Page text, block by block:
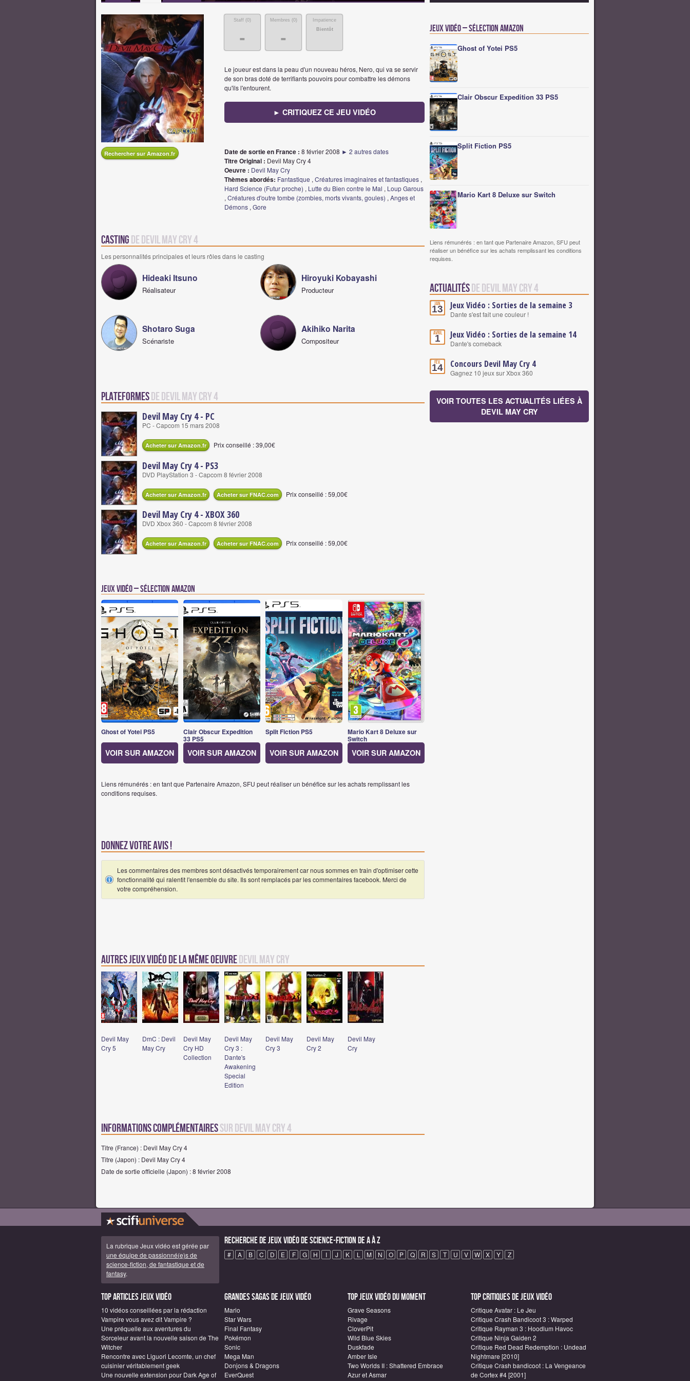
Staff (0)
-
Membres (0)
-
Impatience
Bientôt
Le joueur est dans la peau d'un nouveau héros, Nero, qui va se servir
de son bras doté de terrifiants pouvoirs pour combattre les démons
qu'ils l'entourent.
► CRITIQUEZ CE JEU VIDÉO
Rechercher sur Amazon.fr Date de sortie en France : 8 février 2008 ► 2 autres dates
Titre Original : Devil May Cry 4
Oeuvre : Devil May Cry
Thèmes abordés: Fantastique , Créatures imaginaires et fantastiques ,
Hard Science (Futur proche) , Lutte du Bien contre le Mal , Loup Garous
, Créatures d'outre tombe (zombies, morts vivants, goules) , Anges et
Démons , Gore
Casting de Devil May Cry 4
Les personnalités principales et leurs rôles dans le casting
Hideaki Itsuno
Réalisateur
Hiroyuki Kobayashi
Producteur
Shotaro Suga
Scénariste
Akihiko Narita
Compositeur
Plateformesde Devil May Cry 4
Devil May Cry 4 - PC
PC - Capcom 15 mars 2008
Acheter sur Amazon.fr Prix conseillé : 39,00€
Devil May Cry 4 - PS3
DVD PlayStation 3 - Capcom 8 février 2008
Acheter sur Amazon.fr Acheter sur FNAC.com Prix conseillé : 59,00€
Devil May Cry 4 - XBOX 360
DVD Xbox 360 - Capcom 8 février 2008
Acheter sur Amazon.fr Acheter sur FNAC.com Prix conseillé : 59,00€
Jeux vidéo – Sélection Amazon
Ghost of Yotei PS5
VOIR SUR AMAZON
Clair Obscur Expedition
33 PS5
VOIR SUR AMAZON
Split Fiction PS5
VOIR SUR AMAZON
Mario Kart 8 Deluxe sur
Switch
VOIR SUR AMAZON
Liens rémunérés : en tant que Partenaire Amazon, SFU peut réaliser un bénéfice sur les achats remplissant les
conditions requises.
Donnez votre avis !
Les commentaires des membres sont désactivés temporairement car nous sommes en train d'optimiser cette
fonctionnalité qui ralentit l'ensemble du site. Ils sont remplacés par les commentaires facebook. Merci de
votre compréhension.
Autres jeux vidéo de la même oeuvreDevil May Cry
Devil May
Cry 5
DmC : Devil
May Cry
Devil May
Cry HD
Collection
Devil May
Cry 3 :
Dante's
Awakening
Special
Edition
Devil May
Cry 3
Devil May
Cry 2
Devil May
Cry
Informations complémentairessur Devil May Cry 4
Titre (France) : Devil May Cry 4
Titre (Japon) : Devil May Cry 4
Date de sortie officielle (Japon) : 8 février 2008
Jeux vidéo – Sélection Amazon
Ghost of Yotei PS5
Clair Obscur Expedition 33 PS5
Split Fiction PS5
Mario Kart 8 Deluxe sur Switch
Liens rémunérés : en tant que Partenaire Amazon, SFU peut
réaliser un bénéfice sur les achats remplissant les conditions
requises.
Actualitésde Devil May Cry 4
Jan.
13 Jeux Vidéo : Sorties de la semaine 3
Dante s'est fait une couleur !
Avril
1 Jeux Vidéo : Sorties de la semaine 14
Dante's comeback
Fév.
14 Concours Devil May Cry 4
Gagnez 10 jeux sur Xbox 360
VOIR TOUTES LES ACTUALITÉS LIÉES À
DEVIL MAY CRY
La rubrique Jeux vidéo est gérée par
une équipe de passionné(e)s de
science-fiction, de fantastique et de
fantasy.
Recherche de Jeux vidéo de science-fiction de A à Z
# A B C D E F G H I J K L M N O P Q R S T U V W X Y Z
Top articles Jeux vidéo
10 vidéos conseillées par la rédaction
Vampire vous avez dit Vampire ?
Une préquelle aux aventures du
Sorceleur avant la nouvelle saison de The
Witcher
Rencontre avec Liguori Lecomte, un chef
cuisinier véritablement geek
Une nouvelle extension pour Dark Age of
Grandes sagas de Jeux vidéo
Mario
Star Wars
Final Fantasy
Pokémon
Sonic
Mega Man
Donjons & Dragons
EverQuest
Top Jeux vidéo du moment
Grave Seasons
Rivage
CloverPit
Wild Blue Skies
Duskfade
Amber Isle
Two Worlds II : Shattered Embrace
Azur et Asmar
Top critiques de Jeux vidéo
Critique Avatar : Le Jeu
Critique Crash Bandicoot 3 : Warped
Critique Rayman 3 : Hoodlum Havoc
Critique Ninja Gaiden 2
Critique Red Dead Redemption : Undead
Nightmare [2010]
Critique Crash bandicoot : La Vengeance
de Cortex #4 [2001]